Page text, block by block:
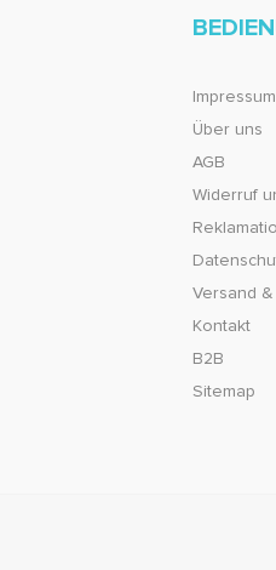
Impressum
Über uns
AGB
Widerruf
Versand
Kontakt
B2B
Sitemap